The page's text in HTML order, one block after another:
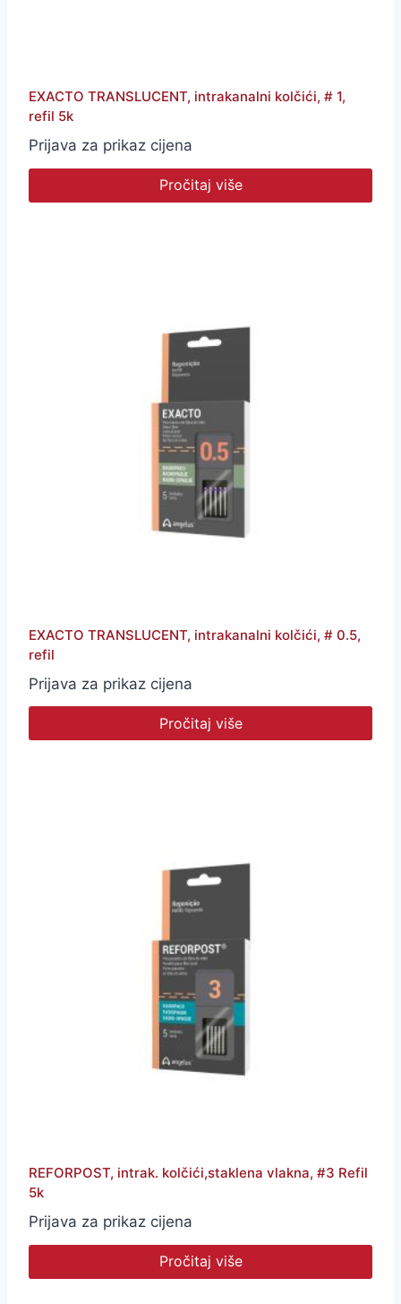
EXACTO TRANSLUCENT, intrakanalni kolčići, # 1,
refil 5k
Prijava za prikaz cijena
Pročitaj više
EXACTO TRANSLUCENT, intrakanalni kolčići, # 0.5,
refil
Prijava za prikaz cijena
Pročitaj više
REFORPOST, intrak. kolčići,staklena vlakna, #3 Refil
5k
Prijava za prikaz cijena
Pročitaj više